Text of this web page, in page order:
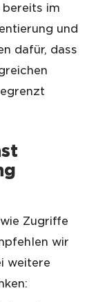
im
und
dafür, dass
Zugriffe
wir
weitere